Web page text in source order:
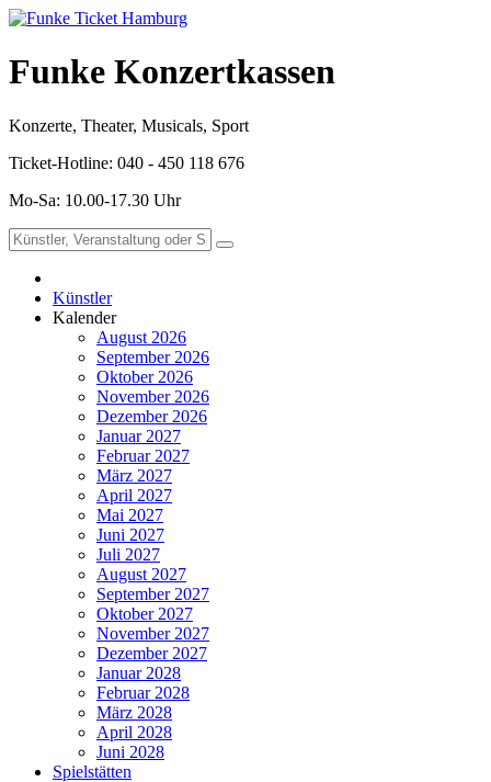
Funke Konzertkassen
Konzerte, Theater, Musicals, Sport
Ticket-Hotline: 040 - 450 118 676
Mo-Sa: 10.00-17.30 Uhr
Künstler
Kalender
August 2026
September 2026
Oktober 2026
November 2026
Dezember 2026
Januar 2027
Februar 2027
März 2027
April 2027
Mai 2027
Juni 2027
Juli 2027
August 2027
September 2027
Oktober 2027
November 2027
Dezember 2027
Januar 2028
Februar 2028
März 2028
April 2028
Juni 2028
Spielstätten